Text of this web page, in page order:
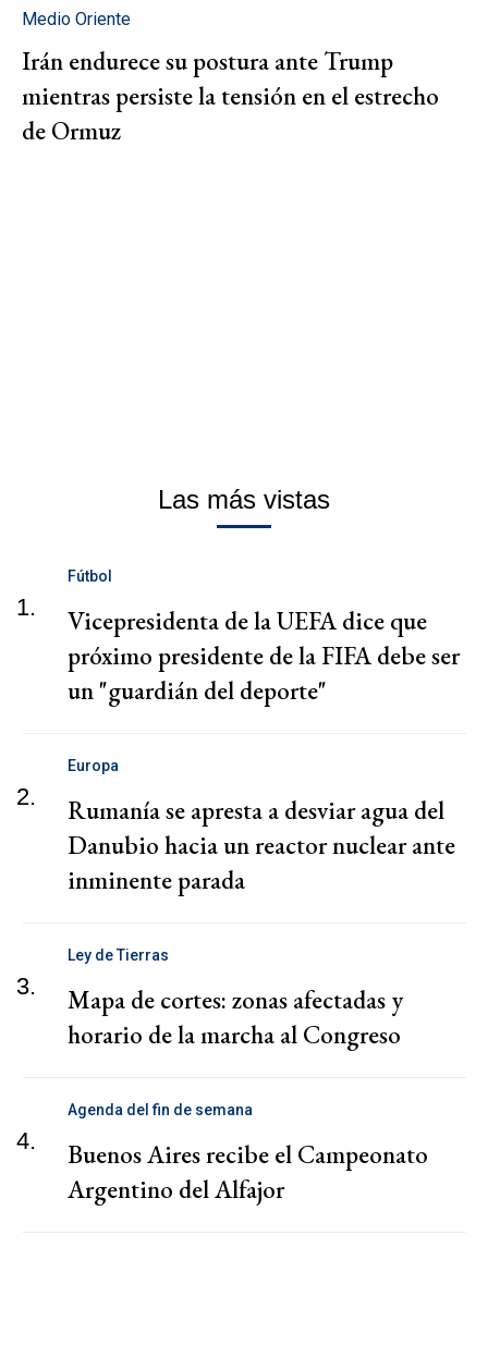
Medio Oriente
Irán endurece su postura ante Trump
mientras persiste la tensión en el estrecho
de Ormuz
Las más vistas
1.
Fútbol
Vicepresidenta de la UEFA dice que
próximo presidente de la FIFA debe ser
un "guardián del deporte"
2.
Europa
Rumanía se apresta a desviar agua del
Danubio hacia un reactor nuclear ante
inminente parada
3.
Ley de Tierras
Mapa de cortes: zonas afectadas y
horario de la marcha al Congreso
4.
Agenda del fin de semana
Buenos Aires recibe el Campeonato
Argentino del Alfajor